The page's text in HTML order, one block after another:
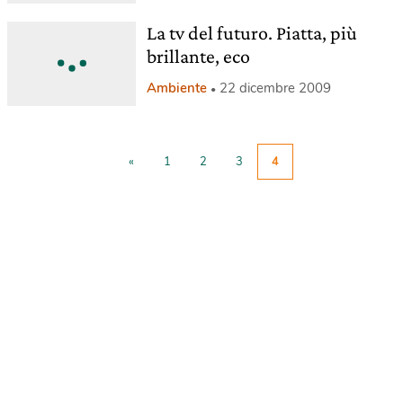
La tv del futuro. Piatta, più
brillante, eco
Ambiente 22 dicembre 2009
« 1 2 3 4